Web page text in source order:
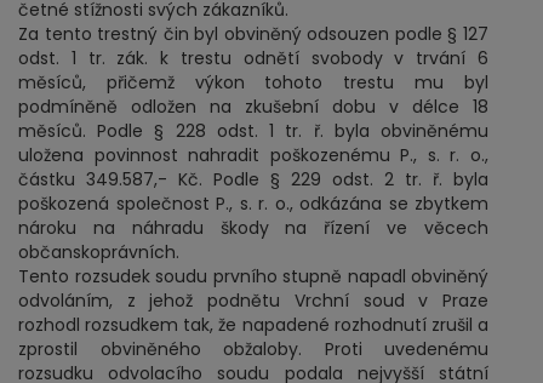
četné stížnosti svých zákazníků.
Za tento trestný čin byl obviněný odsouzen podle § 127
odst. 1 tr. zák. k trestu odnětí svobody v trvání 6
měsíců, přičemž výkon tohoto trestu mu byl
podmíněně odložen na zkušební dobu v délce 18
měsíců. Podle § 228 odst. 1 tr. ř. byla obviněnému
uložena povinnost nahradit poškozenému P., s. r. o.,
částku 349.587,- Kč. Podle § 229 odst. 2 tr. ř. byla
poškozená společnost P., s. r. o., odkázána se zbytkem
nároku na náhradu škody na řízení ve věcech
občanskoprávních.
Tento rozsudek soudu prvního stupně napadl obviněný
odvoláním, z jehož podnětu Vrchní soud v Praze
rozhodl rozsudkem tak, že napadené rozhodnutí zrušil a
zprostil obviněného obžaloby. Proti uvedenému
rozsudku odvolacího soudu podala nejvyšší státní